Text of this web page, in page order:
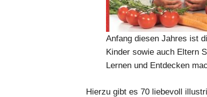
Anfang diesen Jahres ist
Kinder sowie auch Eltern
Lernen und Entdecken
Hierzu gibt es 70 liebevoll